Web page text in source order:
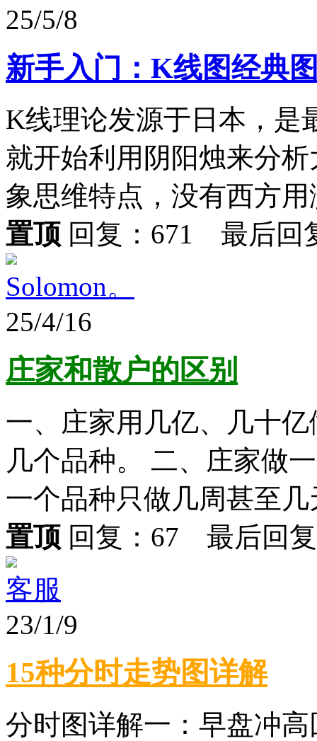
25/5/8
新手入门：K线图经典
K线理论发源于日本，是
就开始利用阴阳烛来分
象思维特点，没有西方
置顶 回复：671 最后回
Solomon。
25/4/16
庄家和散户的区别
一、庄家用几亿、几十
几个品种。 二、庄家做
一个品种只做几周甚至
置顶 回复：67 最后回
客服
23/1/9
15种分时走势图详解
分时图详解一：早盘冲